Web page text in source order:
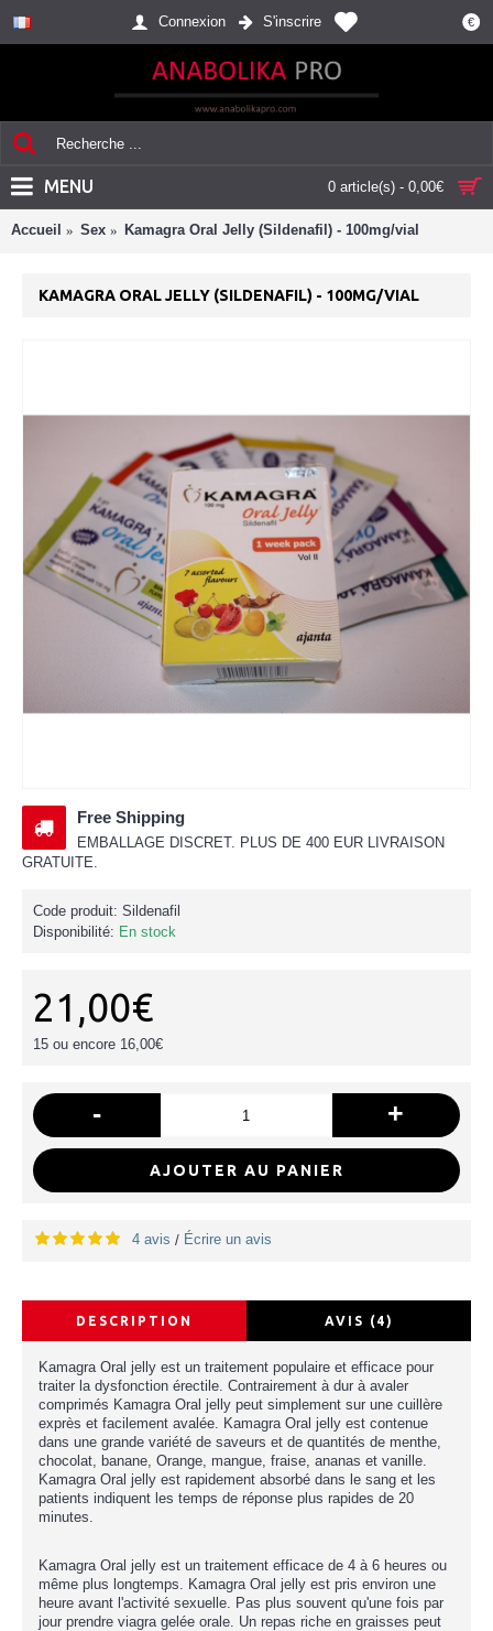
€
Connexion S'inscrire
0 article(s) - 0,00€
MENU
Accueil Sex Kamagra Oral Jelly (Sildenafil) - 100mg/vial
KAMAGRA ORAL JELLY (SILDENAFIL) - 100MG/VIAL
Free Shipping
EMBALLAGE DISCRET. PLUS DE 400 EUR LIVRAISON
GRATUITE.
Code produit: Sildenafil
Disponibilité: En stock
21,00€
15 ou encore 16,00€
- +
AJOUTER AU PANIER
4 avis / Écrire un avis
DESCRIPTION AVIS (4)
Kamagra Oral jelly est un traitement populaire et efficace pour
traiter la dysfonction érectile. Contrairement à dur à avaler
comprimés Kamagra Oral jelly peut simplement sur une cuillère
exprès et facilement avalée. Kamagra Oral jelly est contenue
dans une grande variété de saveurs et de quantités de menthe,
chocolat, banane, Orange, mangue, fraise, ananas et vanille.
Kamagra Oral jelly est rapidement absorbé dans le sang et les
patients indiquent les temps de réponse plus rapides de 20
minutes.
Kamagra Oral jelly est un traitement efficace de 4 à 6 heures ou
même plus longtemps. Kamagra Oral jelly est pris environ une
heure avant l'activité sexuelle. Pas plus souvent qu'une fois par
jour prendre viagra gelée orale. Un repas riche en graisses peut